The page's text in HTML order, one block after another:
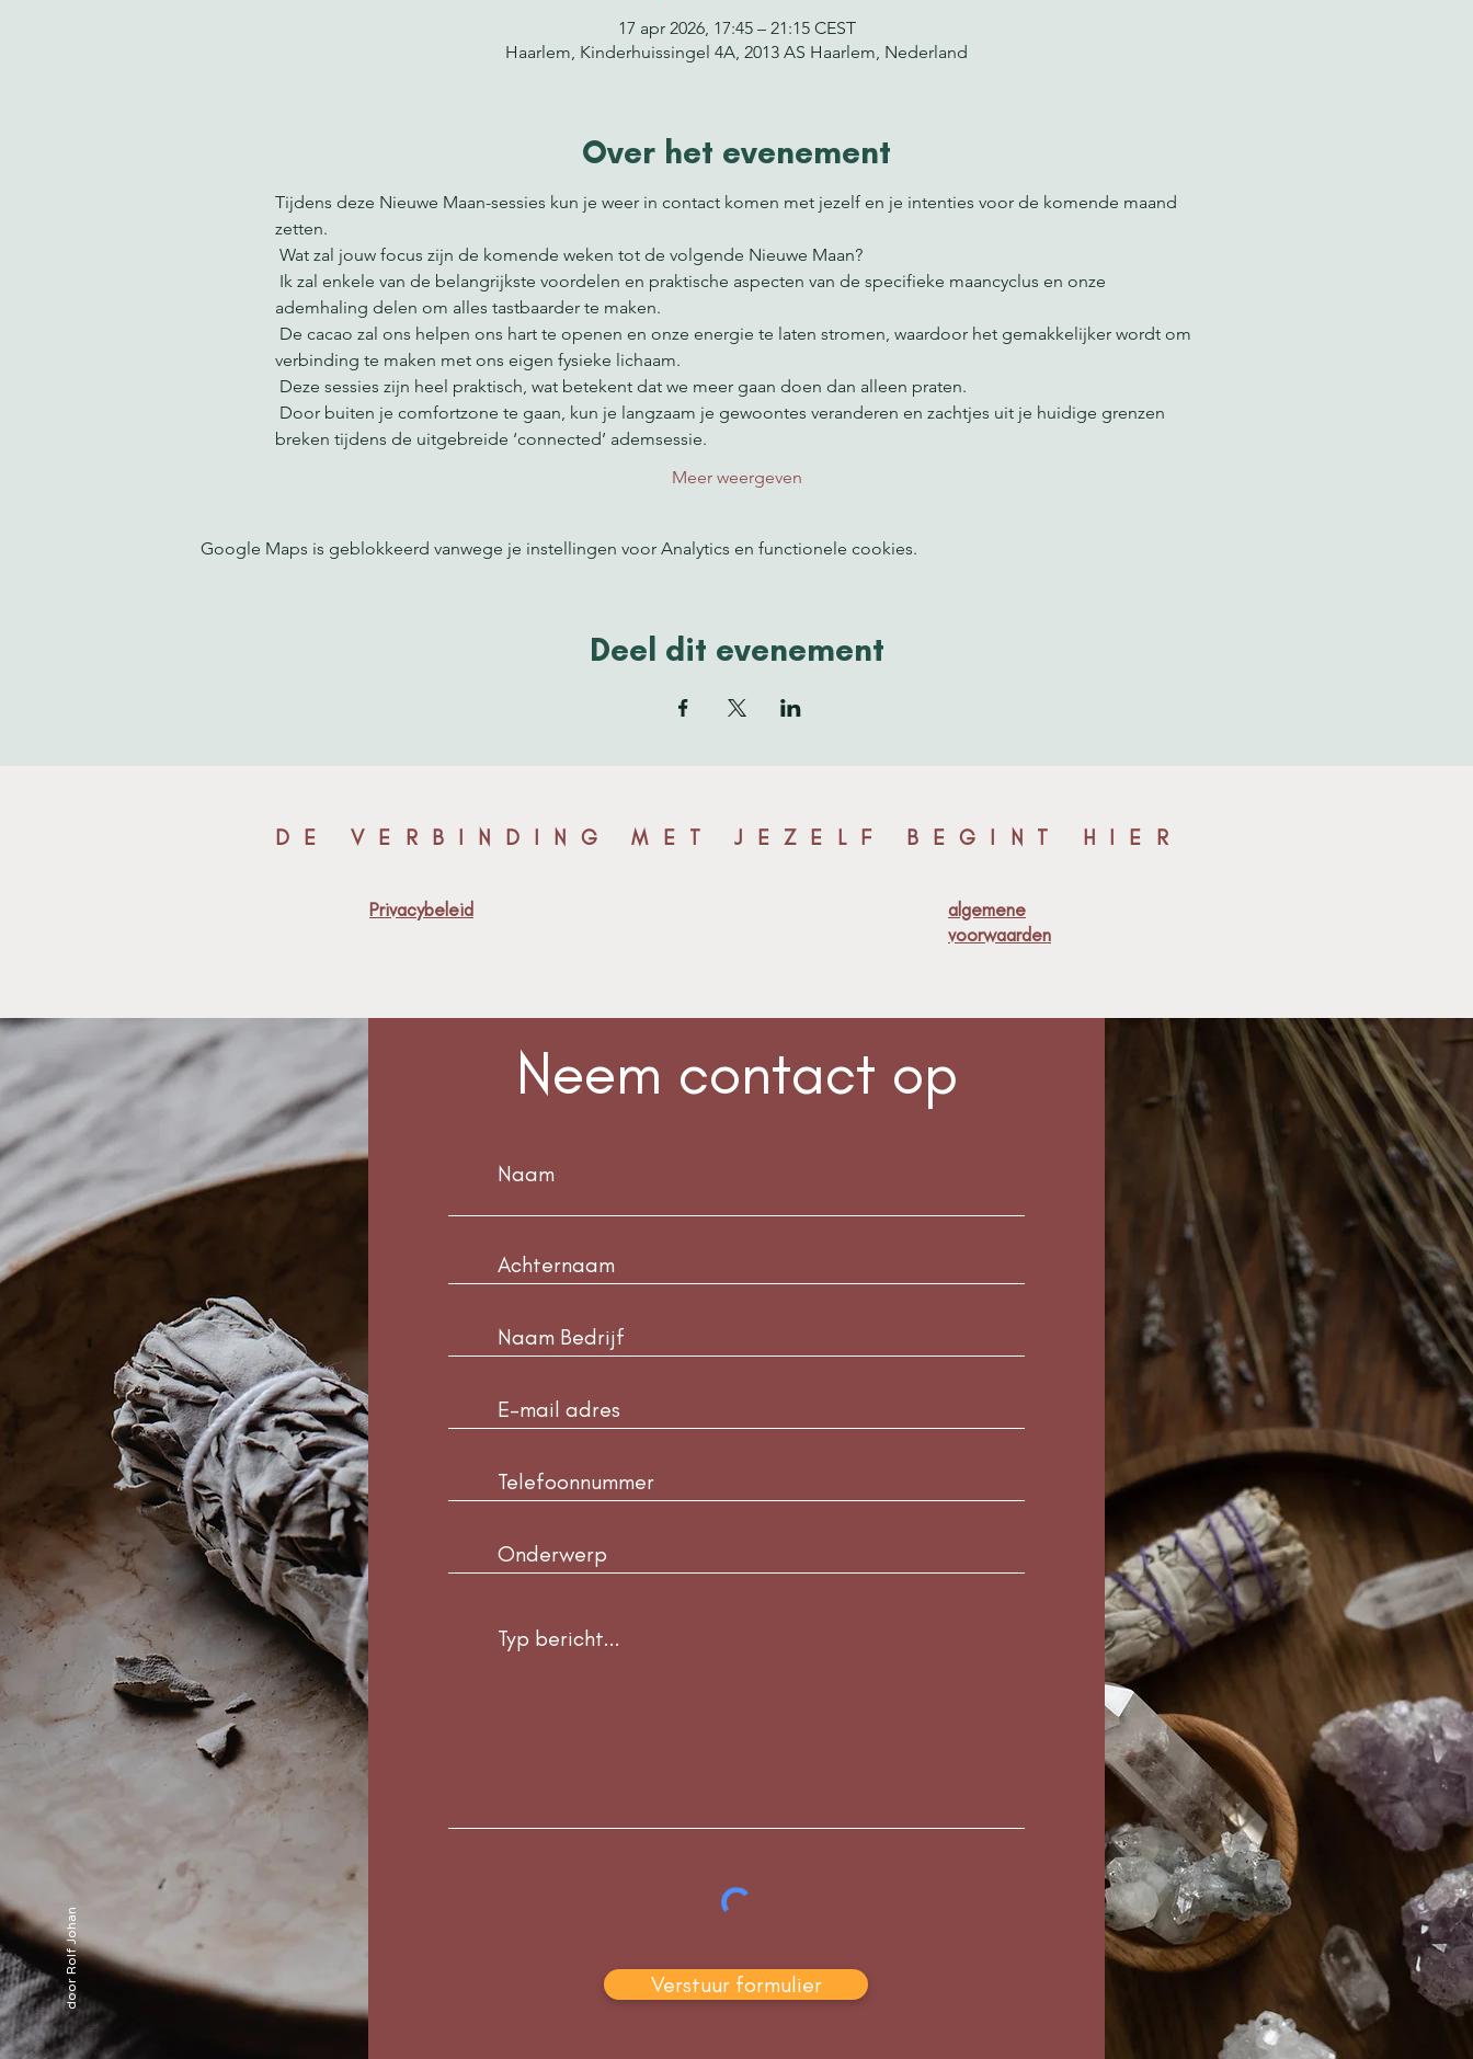
17 apr 2026, 17:45 – 21:15 CEST
Haarlem, Kinderhuissingel 4A, 2013 AS Haarlem, Nederland
Over het evenement
Tijdens deze Nieuwe Maan-sessies kun je weer in contact komen met jezelf en je intenties voor de komende maand
zetten.
Wat zal jouw focus zijn de komende weken tot de volgende Nieuwe Maan?
ademhaling delen om alles tastbaarder te maken.
verbinding te maken met ons eigen fysieke lichaam.
Deze sessies zijn heel praktisch, wat betekent dat we meer gaan doen dan alleen praten.
breken tijdens de uitgebreide ‘connected’ ademsessie.
Meer weergeven
Google Maps is geblokkeerd vanwege je instellingen voor Analytics en functionele cookies.
Deel dit evenement
door Rolf Johan
DE VERBINDING MET JEZELF BEGINT HIER
Privacybeleid
algemene
voorwaarden
Neem contact op
Verstuur formulier